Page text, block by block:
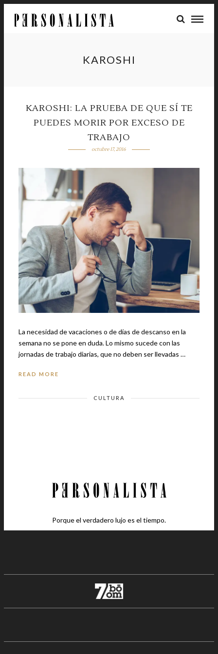
KAROSHI
KAROSHI: LA PRUEBA DE QUE SÍ TE
PUEDES MORIR POR EXCESO DE
TRABAJO
octubre 17, 2016
La necesidad de vacaciones o de días de descanso en la
semana no se pone en duda. Lo mismo sucede con las
jornadas de trabajo diarias, que no deben ser llevadas …
READ MORE
CULTURA
Porque el verdadero lujo es el tiempo.